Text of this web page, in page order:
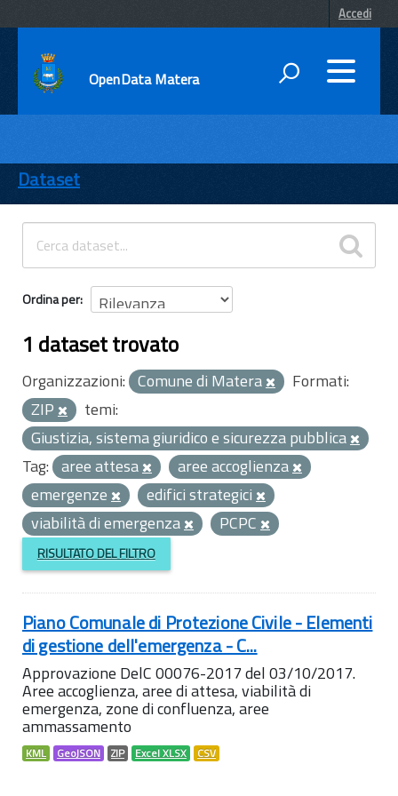
Accedi
OpenData Matera
ENTI
TEMI
INFORMAZIONI
Dataset
Ordina per
1 dataset trovato
Organizzazioni: Comune di Matera
Formati:
ZIP
temi:
Giustizia, sistema giuridico e sicurezza pubblica
Tag: aree attesa
aree accoglienza
emergenze
edifici strategici
viabilità di emergenza
PCPC
RISULTATO DEL FILTRO
Piano Comunale di Protezione Civile - Elementi
di gestione dell'emergenza - C...
Approvazione DelC 00076-2017 del 03/10/2017.
Aree accoglienza, aree di attesa, viabilità di
emergenza, zone di confluenza, aree
ammassamento
KML GeoJSON ZIP Excel XLSX CSV